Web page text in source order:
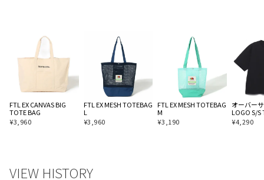
FTL EX CANVAS BIG
TOTE BAG
¥3,960
FTL EX MESH TOTEBAG
L
¥3,960
FTL EX MESH TOTEBAG
M
¥3,190
オーバー
LOGO S/S
¥4,290